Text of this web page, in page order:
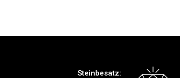
Steinbesatz: